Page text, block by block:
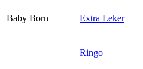
Baby Born Extra Leker
Ringo